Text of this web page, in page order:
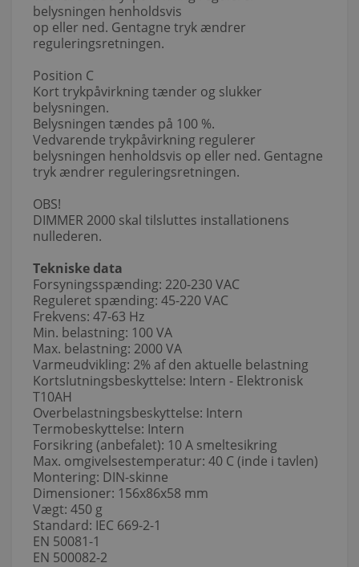
belysningen henholdsvis
op eller ned. Gentagne tryk ændrer
reguleringsretningen.
Position C
Kort trykpåvirkning tænder og slukker
belysningen.
Belysningen tændes på 100 %.
Vedvarende trykpåvirkning regulerer
belysningen henholdsvis op eller ned. Gentagne
tryk ændrer reguleringsretningen.
OBS!
DIMMER 2000 skal tilsluttes installationens
nullederen.
Tekniske data
Forsyningsspænding: 220-230 VAC
Reguleret spænding: 45-220 VAC
Frekvens: 47-63 Hz
Min. belastning: 100 VA
Max. belastning: 2000 VA
Varmeudvikling: 2% af den aktuelle belastning
Kortslutningsbeskyttelse: Intern - Elektronisk
T10AH
Overbelastningsbeskyttelse: Intern
Termobeskyttelse: Intern
Forsikring (anbefalet): 10 A smeltesikring
Max. omgivelsestemperatur: 40 C (inde i tavlen)
Montering: DIN-skinne
Dimensioner: 156x86x58 mm
Vægt: 450 g
Standard: IEC 669-2-1
EN 50081-1
EN 500082-2